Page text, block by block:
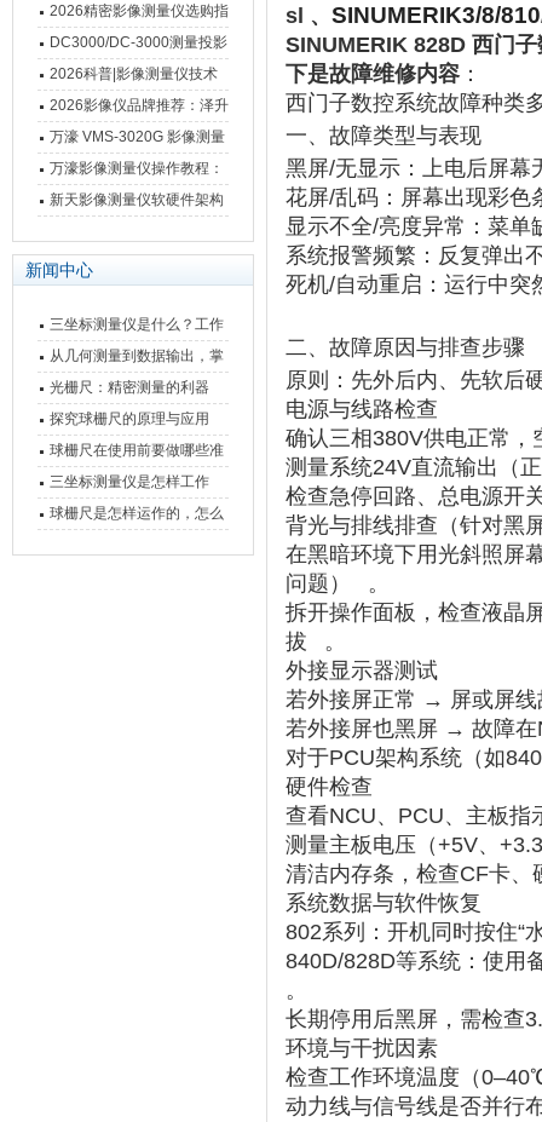
3020FS/VMS-4030FS手动
影像测量仪技术参数
2026精密影像测量仪选购指
南 靠谱品牌一站式选型推荐
DC3000/DC-3000测量投影
仪万濠数据处理器数显表故
障维修方法
2026科普|影像测量仪技术
原理、分类及选型应用
2026影像仪品牌推荐：泽升
影像测量仪选型指南
万濠 VMS-3020G 影像测量
仪技术规格与应用解析
万濠影像测量仪操作教程：
从开机到出报告，新手也能
新天影像测量仪软硬件架构
新闻中心
三坐标测量仪是什么？工作
原理、分类与核心功能一次
讲清
从几何测量到数据输出，掌
握万濠影像测量仪的六大核
心能力
光栅尺：精密测量的利器
探究球栅尺的原理与应用
球栅尺在使用前要做哪些准
备工作？
三坐标测量仪是怎样工作
的，功能有什么优势？
球栅尺是怎样运作的，怎么
sl 、 SINUMERIK3/8/
SINUMERIK 828D 西门
下是故障维修内容 ：
西门子数控系统故障种类
一、故障类型与表现
黑屏/无显示 ：上电后屏
花屏/乱码 ：屏幕出现彩
显示不全/亮度异常 ：菜
系统报警频繁 ：反复弹出
死机/自动重启 ：运行中
二、故障原因与排查步骤
原则 ：先外后内、先软后
电源与线路检查
确认三相380V供电正常，
测量系统24V直流输出（
检查急停回路、总电源开
背光与排线排查（针对黑
在黑暗环境下用光斜照屏
问题）‌
。
拆开操作面板，检查液晶
拔‌
。
外接显示器测试
若外接屏正常 → 屏或屏线
若外接屏也黑屏 → 故障在
对于PCU架构系统（如
硬件检查
查看NCU、PCU、主板指
测量主板电压（+5V、
清洁内存条，检查CF卡、
系统数据与软件恢复
802系列
：开机同时按住
840D/828D等系统 ：使用
。
长期停用后黑屏，需检查‌
环境与干扰因素
检查工作环境温度（
动力线与信号线是否并行